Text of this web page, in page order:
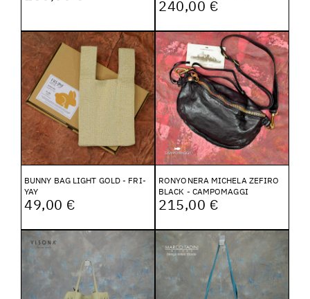
240,00 €
BUNNY BAG LIGHT GOLD - FRI-
YAY
49,00 €
RONYONERA MICHELA ZEFIRO
BLACK - CAMPOMAGGI
215,00 €